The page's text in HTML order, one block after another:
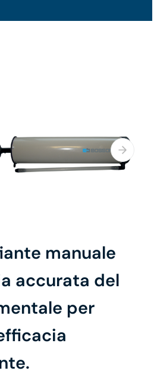
manuale
accurata del
per